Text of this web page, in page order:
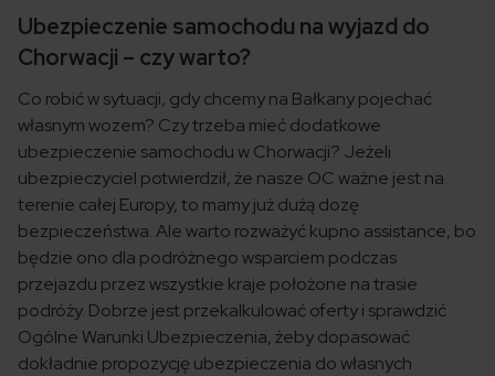
Ubezpieczenie samochodu na wyjazd do
Chorwacji – czy warto?
Co robić w sytuacji, gdy chcemy na Bałkany pojechać
własnym wozem? Czy trzeba mieć dodatkowe
ubezpieczenie samochodu w Chorwacji? Jeżeli
ubezpieczyciel potwierdził, że nasze OC ważne jest na
terenie całej Europy, to mamy już dużą dozę
bezpieczeństwa. Ale warto rozważyć kupno assistance, bo
będzie ono dla podróżnego wsparciem podczas
przejazdu przez wszystkie kraje położone na trasie
podróży. Dobrze jest przekalkulować oferty i sprawdzić
Ogólne Warunki Ubezpieczenia, żeby dopasować
dokładnie propozycję ubezpieczenia do własnych